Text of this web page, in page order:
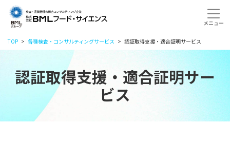
TOP 各種検査・コンサルティングサービス 認証取得支援・適合証明サービス
認証取得支援・適合証明サー
ビス